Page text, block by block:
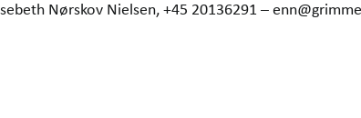
Nørskov Nielsen, +45 20136291 –